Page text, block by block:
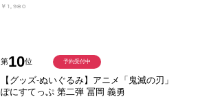
￥1,980
第10位
【グッズ-ぬいぐるみ】アニメ「鬼滅の刃」
ぽにすてっぷ 第二弾 冨岡 義勇
予約受付中